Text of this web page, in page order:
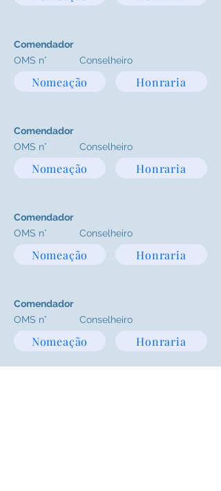
Comendador
OMS n°
Conselheiro
Nomeação Honraria
Comendador
OMS n°
Conselheiro
Nomeação Honraria
Comendador
OMS n°
Conselheiro
Nomeação Honraria
Comendador
OMS n°
Conselheiro
Nomeação Honraria